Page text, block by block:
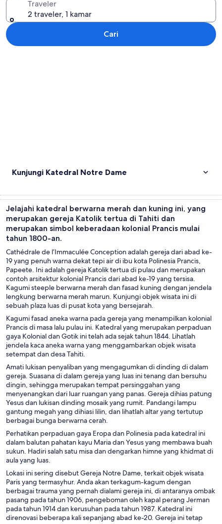
Traveler
2 traveler, 1 kamar
Cari
Kunjungi Katedral Notre Dame
Jelajahi katedral berwarna merah dan kuning ini, yang
merupakan gereja Katolik tertua di Tahiti dan
merupakan simbol keberadaan kolonial Prancis mulai
tahun 1800-an.
Cathédrale de l’Immaculée Conception adalah gereja dari abad ke-
19 yang penuh warna dekat tepi air di ibu kota Polinesia Prancis,
Papeete. Ini adalah gereja Katolik tertua di pulau dan merupakan
contoh arsitektur kolonial Prancis dari abad ke-19 yang tersisa.
Kagumi steeple berwarna merah dan fasad kuning dengan jendela
lengkung berwarna merah marun. Kunjungi objek wisata ini di
sebuah plaza luas di pusat kota yang bersejarah.
Kagumi fasad aneka warna pada gereja yang menampilkan kolonial
Prancis di masa lalu pulau ini. Katedral yang merupakan perpaduan
gaya Kolonial dan Gotik ini telah ada sejak tahun 1844. Lihatlah
jendela kaca aneka warna yang menggambarkan objek wisata
setempat dan desa Tahiti.
Amati lukisan penyaliban yang mengagumkan di dinding di dalam
gereja. Suasana di dalam gereja yang luas ini tenang dan bersuhu
dingin, sehingga merupakan tempat persinggahan yang
menyenangkan dari luar ruangan yang panas. Gereja dihias patung
Yesus dan lukisan dinding mosaik yang rumit. Pandangi lampu
gantung megah yang dihiasi lilin, dan lihatlah altar yang tertutup
berbagai bunga berwarna cerah.
Perhatikan perpaduan gaya Eropa dan Polinesia pada katedral ini
dalam balutan pahatan kayu Maria dan Yesus yang membawa buah
sukun. Hadiri salah satu misa dan dengarkan himne yang khidmat di
aula yang luas.
Lokasi ini sering disebut Gereja Notre Dame, terkait objek wisata
Paris yang termasyhur. Anda akan terkagum-kagum dengan
berbagai trauma yang pernah dialami gereja ini, di antaranya ombak
pasang pada tahun 1906, pengeboman oleh kapal perang Jerman
pada tahun 1914 dan kerusuhan pada tahun 1987. Katedral ini
direnovasi beberapa kali sepanjang abad ke-20. Gereja ini tetap